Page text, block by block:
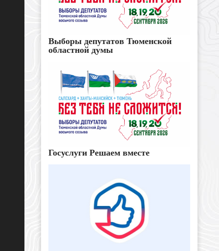
Выборы депутатов Тюменской
областной думы
Госуслуги Решаем вместе